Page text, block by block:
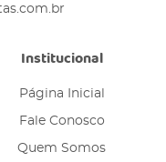
Institucional
Página Inicial
Fale Conosco
Quem Somos